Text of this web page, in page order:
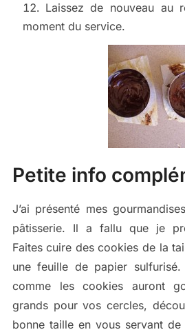
Laissez de nouveau au
moment du service.
Petite info
J’ai présenté mes
pâtisserie. Il a fallu que je
Faites cuire des cookies de la
une feuille de papier
comme les cookies auront
grands pour vos cercles,
bonne taille en vous servant